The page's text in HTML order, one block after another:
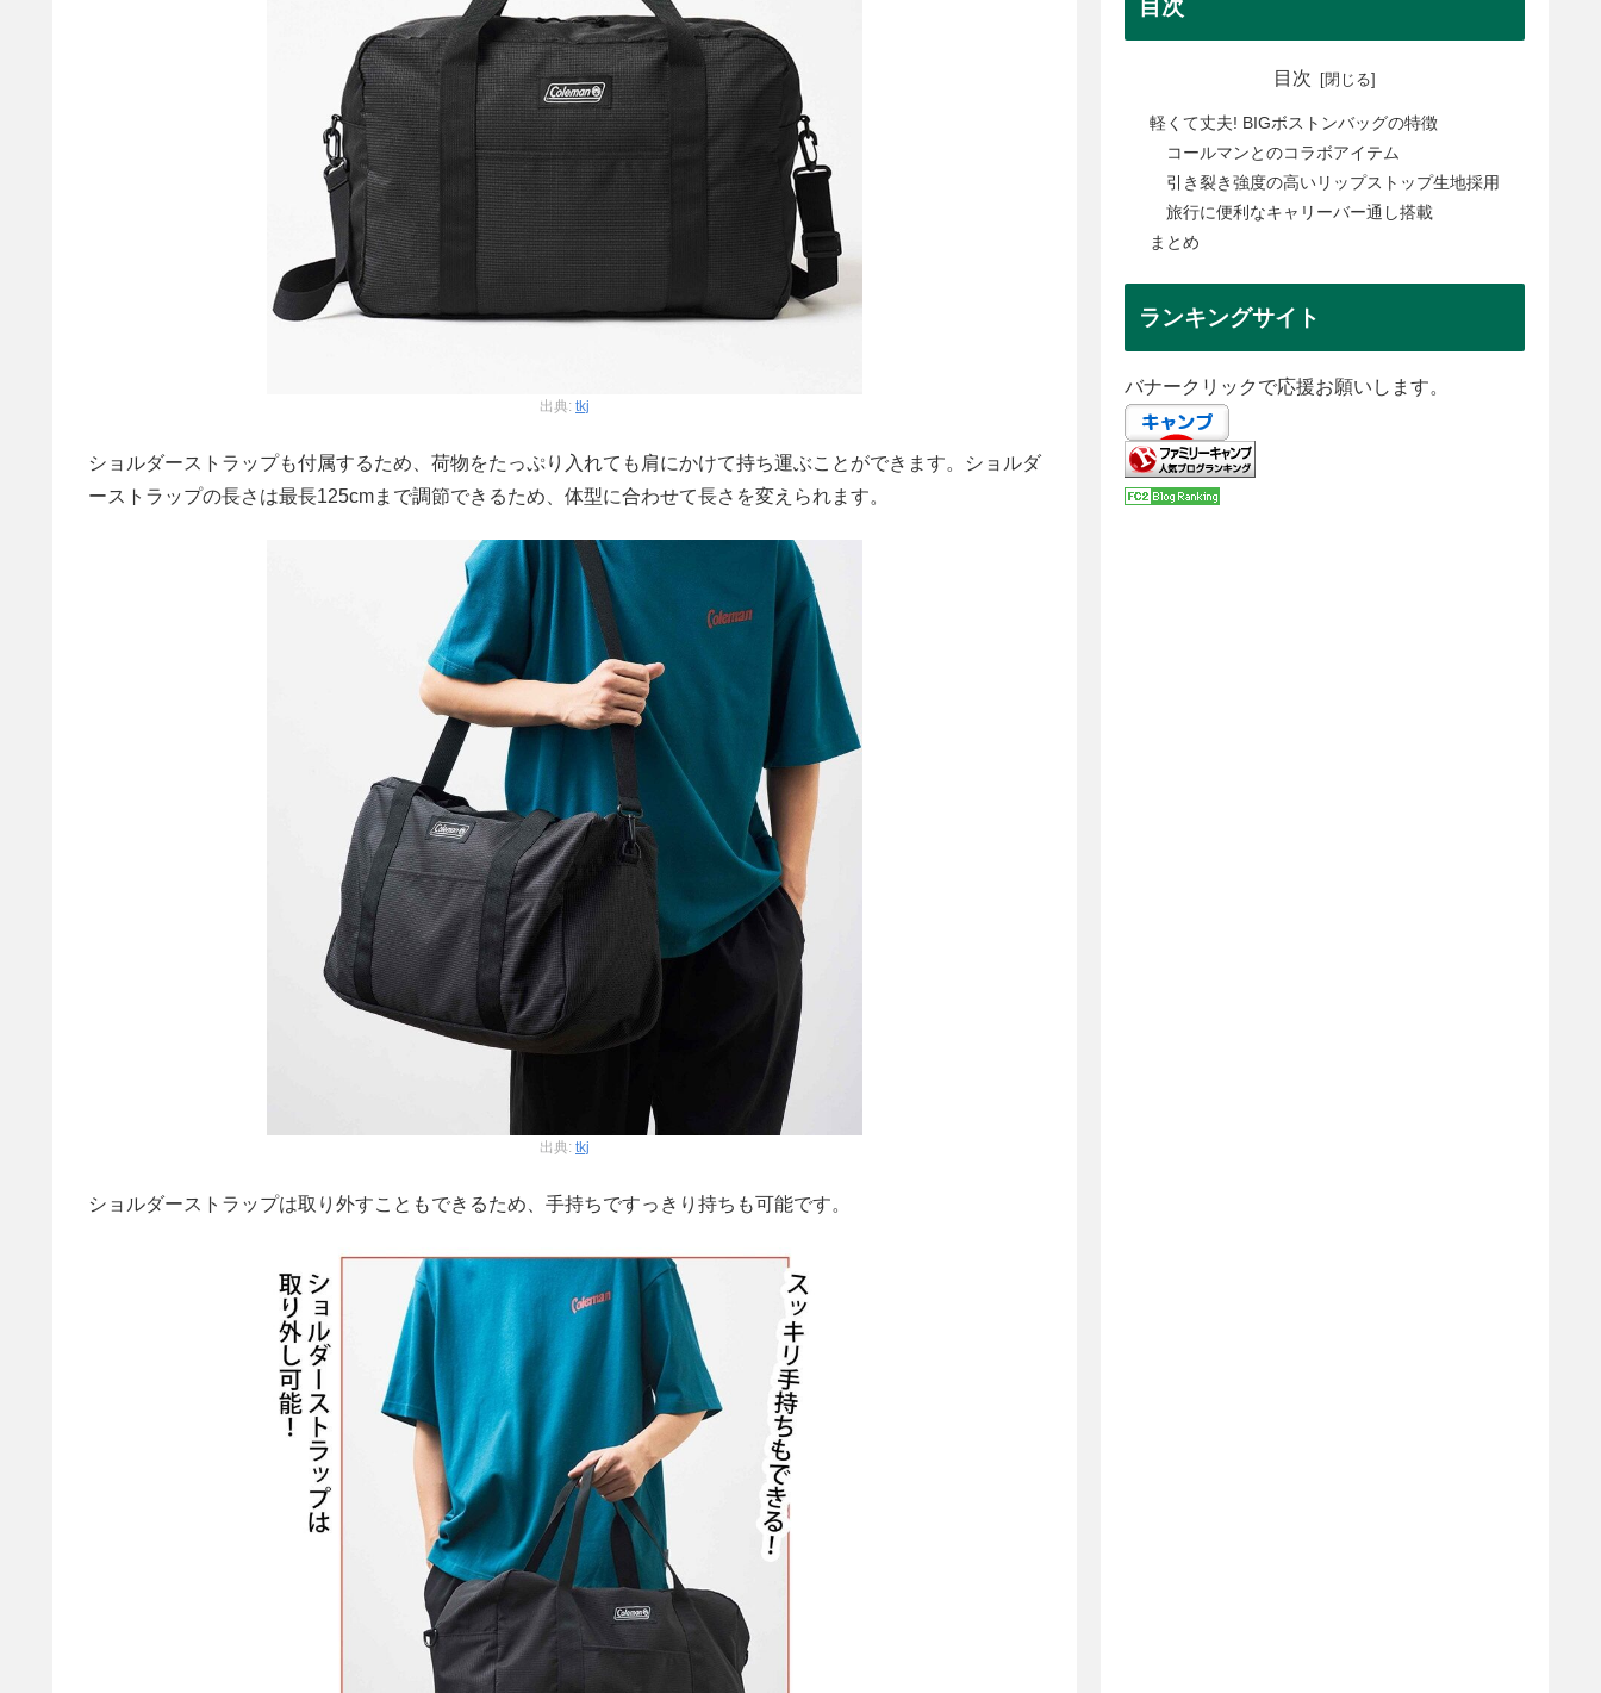
出典: tkj
ショルダーストラップも付属するため、荷物をたっぷり入れても肩にかけて持ち運ぶことができます。ショルダ
ーストラップの長さは最長125cmまで調節できるため、体型に合わせて長さを変えられます。
出典: tkj
ショルダーストラップは取り外すこともできるため、手持ちですっきり持ちも可能です。
目次
目次
軽くて丈夫! BIGボストンバッグの特徴
コールマンとのコラボアイテム
引き裂き強度の高いリップストップ生地採用
旅行に便利なキャリーバー通し搭載
まとめ
ランキングサイト
バナークリックで応援お願いします。